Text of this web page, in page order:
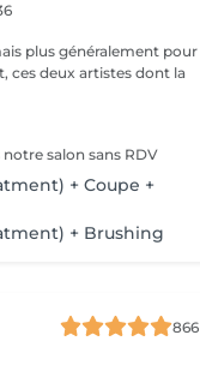
plus généralement pour
ces deux artistes dont la
salon sans RDV
+ Coupe +
+ Brushing
866